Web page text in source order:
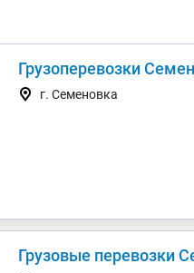
Грузоперевозки
г. Семеновка
Грузовые перевозки